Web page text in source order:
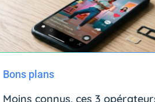
Bons plans
Moins connus, ces 3